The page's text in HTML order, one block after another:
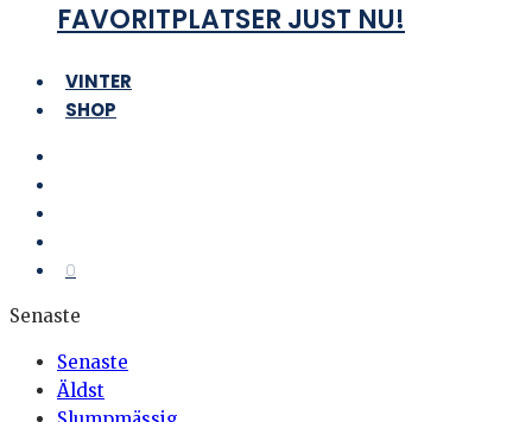
FAVORITPLATSER JUST NU!
VINTER
SHOP
0
Senaste
Senaste
Äldst